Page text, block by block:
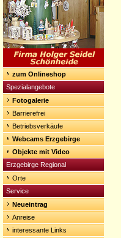
zum Onlineshop
Spezialangebote
Fotogalerie
Barrierefrei
Betriebsverkäufe
Webcams Erzgebirge
Objekte mit Video
Erzgebirge Regional
Orte
Service
Neueintrag
Anreise
interessante Links